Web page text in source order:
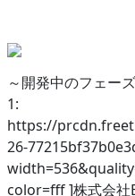
～開発中のフェー
1:
https://
26-
color=fff ]株式会